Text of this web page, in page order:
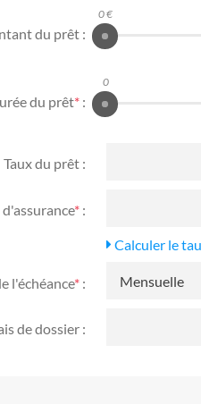
du prêt :
0 €
du prêt*:
0
Taux du prêt :
d'assurance*:
Calculer le
l'échéance*:
de dossier :